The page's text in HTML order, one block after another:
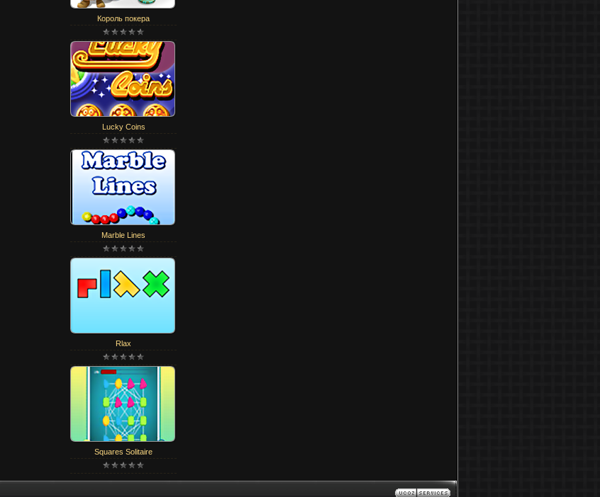
Король покера
Lucky Coins
Marble Lines
Rlax
Squares Solitaire